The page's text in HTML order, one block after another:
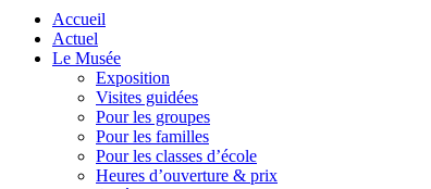
Accueil
Actuel
Le Musée
Exposition
Visites guidées
Pour les groupes
Pour les familles
Pour les classes d’école
Heures d’ouverture & prix